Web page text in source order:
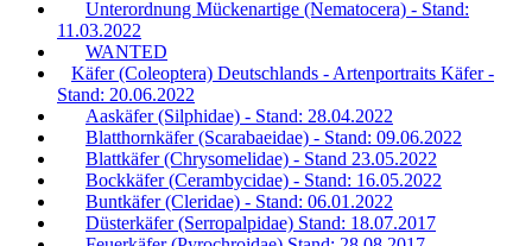
Unterordnung Mückenartige (Nematocera) - Stand:
11.03.2022
WANTED
Käfer (Coleoptera) Deutschlands - Artenportraits Käfer -
Stand: 20.06.2022
Aaskäfer (Silphidae) - Stand: 28.04.2022
Blatthornkäfer (Scarabaeidae) - Stand: 09.06.2022
Blattkäfer (Chrysomelidae) - Stand 23.05.2022
Bockkäfer (Cerambycidae) - Stand: 16.05.2022
Buntkäfer (Cleridae) - Stand: 06.01.2022
Düsterkäfer (Serropalpidae) Stand: 18.07.2017